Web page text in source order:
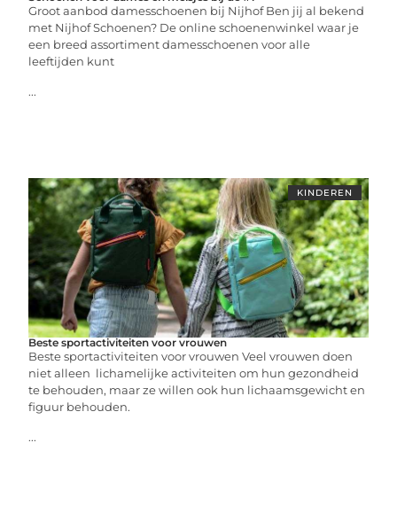
Groot aanbod damesschoenen bij Nijhof Ben jij al bekend
met Nijhof Schoenen? De online schoenenwinkel waar je
een breed assortiment damesschoenen voor alle
leeftijden kunt
...
KINDEREN
Beste sportactiviteiten voor vrouwen
Beste sportactiviteiten voor vrouwen Veel vrouwen doen
niet alleen lichamelijke activiteiten om hun gezondheid
te behouden, maar ze willen ook hun lichaamsgewicht en
figuur behouden.
...